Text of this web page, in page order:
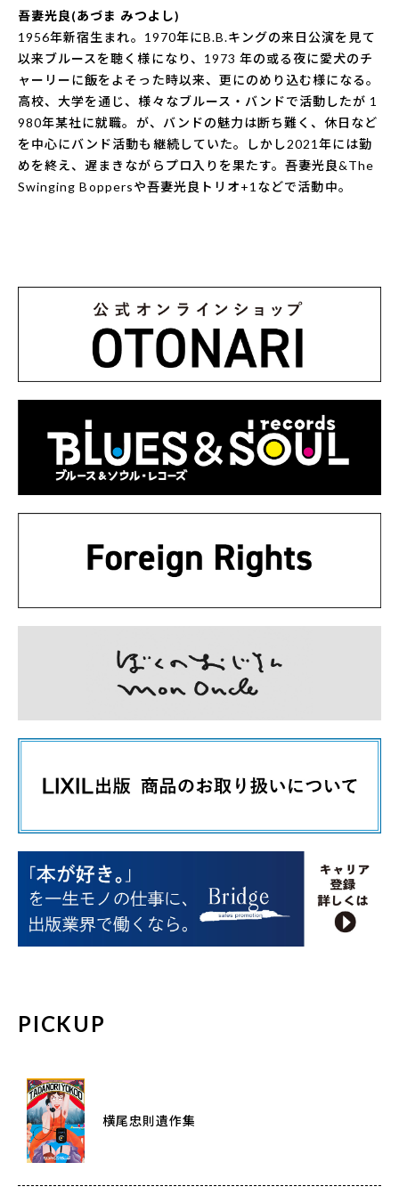
吾妻光良(あづま みつよし)
1956年新宿生まれ。1970年にB.B.キングの来日公演を見て
以来ブルースを聴く様になり、1973 年の或る夜に愛犬のチ
ャーリーに飯をよそった時以来、更にのめり込む様になる。
高校、大学を通じ、様々なブルース・バンドで活動したが 1
980年某社に就職。が、バンドの魅力は断ち難く、休日など
を中心にバンド活動も継続していた。しかし2021年には勤
めを終え、遅まきながらプロ入りを果たす。吾妻光良&The
Swinging Boppersや吾妻光良トリオ+1などで活動中。
PICKUP
横尾忠則遺作集